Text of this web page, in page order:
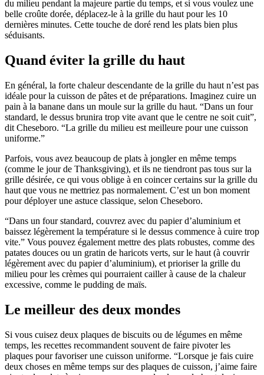
du milieu pendant la majeure partie du temps, et si vous voulez une
belle croûte dorée, déplacez-le à la grille du haut pour les 10
dernières minutes. Cette touche de doré rend les plats bien plus
séduisants.
Quand éviter la grille du haut
En général, la forte chaleur descendante de la grille du haut n’est pas
idéale pour la cuisson de pâtes et de préparations. Imaginez cuire un
pain à la banane dans un moule sur la grille du haut. “Dans un four
standard, le dessus brunira trop vite avant que le centre ne soit cuit”,
dit Cheseboro. “La grille du milieu est meilleure pour une cuisson
uniforme.”
Parfois, vous avez beaucoup de plats à jongler en même temps
(comme le jour de Thanksgiving), et ils ne tiendront pas tous sur la
grille désirée, ce qui vous oblige à en coincer certains sur la grille du
haut que vous ne mettriez pas normalement. C’est un bon moment
pour déployer une astuce classique, selon Cheseboro.
“Dans un four standard, couvrez avec du papier d’aluminium et
baissez légèrement la température si le dessus commence à cuire trop
vite.” Vous pouvez également mettre des plats robustes, comme des
patates douces ou un gratin de haricots verts, sur le haut (à couvrir
légèrement avec du papier d’aluminium), et prioriser la grille du
milieu pour les crèmes qui pourraient cailler à cause de la chaleur
excessive, comme le pudding de maïs.
Le meilleur des deux mondes
Si vous cuisez deux plaques de biscuits ou de légumes en même
temps, les recettes recommandent souvent de faire pivoter les
plaques pour favoriser une cuisson uniforme. “Lorsque je fais cuire
deux choses en même temps sur des plaques de cuisson, j’aime faire